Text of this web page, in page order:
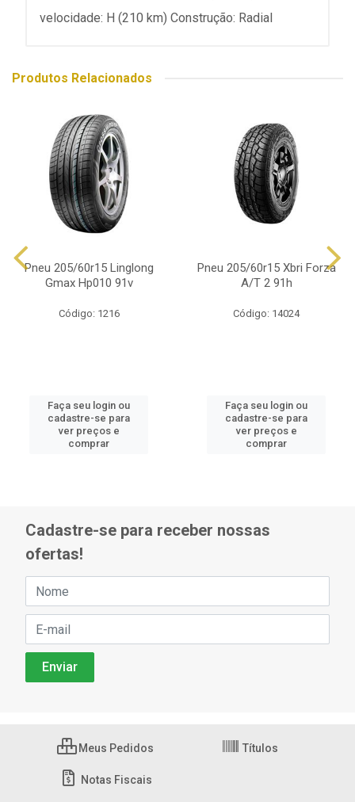
velocidade: H (210 km) Construção: Radial
Produtos Relacionados
Pneu 205/60r15 Linglong
Gmax Hp010 91v
Código: 1216
Faça seu login ou
cadastre-se para
ver preços e
comprar
Pneu 205/60r15 Xbri Forza
A/T 2 91h
Código: 14024
Faça seu login ou
cadastre-se para
ver preços e
comprar
Cadastre-se para receber nossas
ofertas!
Meus Pedidos Títulos
Notas Fiscais